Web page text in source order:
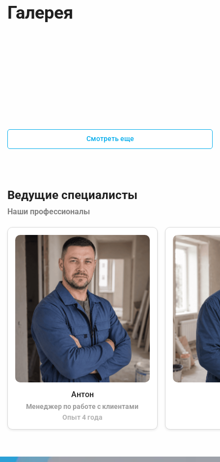
Галерея
Смотреть еще
Ведущие специалисты
Наши профессионалы
Антон
Менеджер по работе с клиентами
Опыт 4 года